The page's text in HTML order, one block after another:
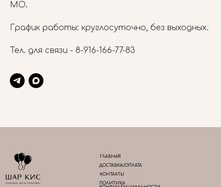
МО.
График работы: круглосуточно, без выходных.
Тел. для связи - 8-916-166-77-83
ГЛАВНАЯ
ДОСТАВКА/ОПЛАТА
КОНТАКТЫ
ПОЛИТИКА